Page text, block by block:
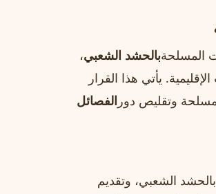
المسلحةبالحشد الشعبي،
يأتي هذا القرار
وتقليص دور الفصائل
الشعبي، وتقديم